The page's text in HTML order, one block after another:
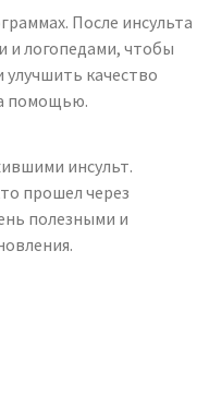
После инсульта
и логопедами, чтобы
качество
помощью.
инсульт.
прошел через
полезными и